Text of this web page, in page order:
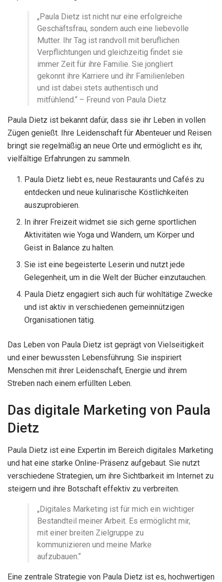
„Paula Dietz ist nicht nur eine erfolgreiche
Geschäftsfrau, sondern auch eine liebevolle
Mutter. Ihr Tag ist randvoll mit beruflichen
Verpflichtungen und gleichzeitig findet sie
immer Zeit für ihre Familie. Sie jongliert
gekonnt ihre Karriere und ihr Familienleben
und ist dabei stets authentisch und
mitfühlend.“ – Freund von Paula Dietz
Paula Dietz ist bekannt dafür, dass sie ihr Leben in vollen
Zügen genießt. Ihre Leidenschaft für Abenteuer und Reisen
bringt sie regelmäßig an neue Orte und ermöglicht es ihr,
vielfältige Erfahrungen zu sammeln.
Paula Dietz liebt es, neue Restaurants und Cafés zu
entdecken und neue kulinarische Köstlichkeiten
auszuprobieren.
In ihrer Freizeit widmet sie sich gerne sportlichen
Aktivitäten wie Yoga und Wandern, um Körper und
Geist in Balance zu halten.
Sie ist eine begeisterte Leserin und nutzt jede
Gelegenheit, um in die Welt der Bücher einzutauchen.
Paula Dietz engagiert sich auch für wohltätige Zwecke
und ist aktiv in verschiedenen gemeinnützigen
Organisationen tätig.
Das Leben von Paula Dietz ist geprägt von Vielseitigkeit
und einer bewussten Lebensführung. Sie inspiriert
Menschen mit ihrer Leidenschaft, Energie und ihrem
Streben nach einem erfüllten Leben.
Das digitale Marketing von Paula
Dietz
Paula Dietz ist eine Expertin im Bereich digitales Marketing
und hat eine starke Online-Präsenz aufgebaut. Sie nutzt
verschiedene Strategien, um ihre Sichtbarkeit im Internet zu
steigern und ihre Botschaft effektiv zu verbreiten.
„Digitales Marketing ist für mich ein wichtiger
Bestandteil meiner Arbeit. Es ermöglicht mir,
mit einer breiten Zielgruppe zu
kommunizieren und meine Marke
aufzubauen.“
Eine zentrale Strategie von Paula Dietz ist es, hochwertigen